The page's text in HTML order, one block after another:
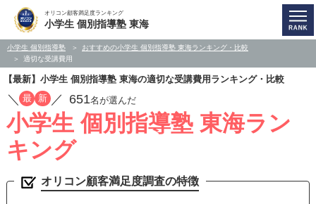
オリコン顧客満足度ランキング
小学生 個別指導塾 東海
小学生 個別指導塾
おすすめの小学生 個別指導塾 東海ランキング・比較
適切な受講費用
【最新】小学生 個別指導塾 東海の適切な受講費用ランキング・比較
／ 最 新 ／ 651名が選んだ
小学生 個別指導塾 東海ラン
キング
オリコン顧客満足度調査の特徴